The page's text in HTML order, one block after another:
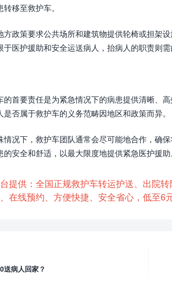
移至救护车。
方政策要求公共场所和建筑物提供轮椅或担架
于医护援助和安全运送病人，抬病人的职责则需
的首要责任是为紧急情况下的病患提供清晰、
是否属于救护车的义务范畴因地区和政策而异。
情况下，救护车团队通常会尽可能地合作，确
的安全和舒适，以最大限度地提供紧急医护援助
提供：全国正规救护车转运护送、出院转
在线预约、方便快捷、安全省心，低至6
送病人回家？